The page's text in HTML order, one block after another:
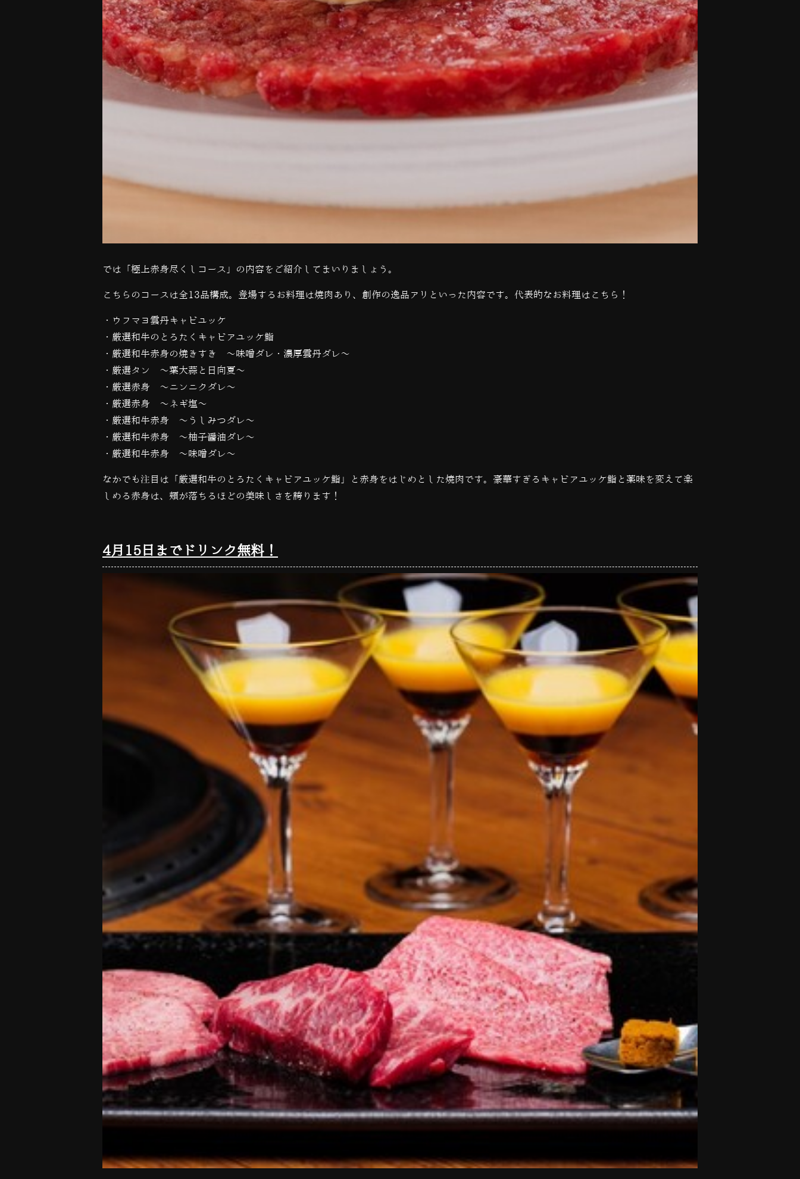
では「極上赤身尽くしコース」の内容をご紹介してまいりましょう。
こちらのコースは全13品構成。登場するお料理は焼肉あり、創作の逸品アリといった内容です。代表的なお料理はこちら！
・ ウフマヨ雲丹キャビユッケ
・ 厳選和牛のとろたくキャビアユッケ鮨
・ 厳選和牛赤身の焼きすき ～味噌ダレ・濃厚雲丹ダレ～
・ 厳選タン 〜葉大蒜と日向夏〜
・厳選赤身 〜ニンニクダレ〜
・厳選赤身 〜ネギ塩〜
・厳選和牛赤身 〜うしみつダレ〜
・厳選和牛赤身 〜柚子醤油ダレ〜
・厳選和牛赤身 〜味噌ダレ〜
なかでも注目は「 厳選和牛のとろたくキャビアユッケ鮨」と赤身をはじめとした焼肉です。豪華すぎるキャビアユッケ鮨と薬味を変えて楽
しめる赤身は、頬が落ちるほどの美味しさを誇ります！
4月15日までドリンク無料！